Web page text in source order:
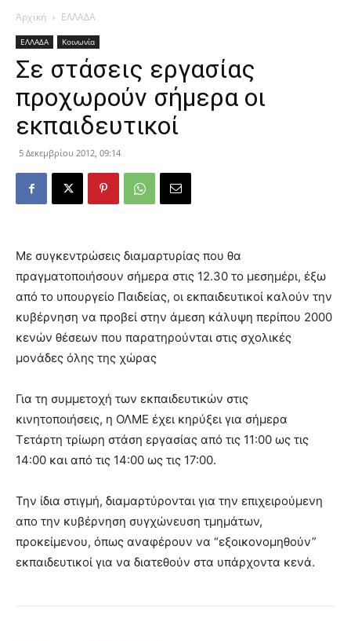
Αρχική ΕΛΛΑΔΑ
ΕΛΛΑΔΑ Κοινωνία
Σε στάσεις εργασίας
προχωρούν σήμερα οι
εκπαιδευτικοί
5 Δεκεμβρίου 2012, 09:14
Με συγκεντρώσεις διαμαρτυρίας που θα
πραγματοποιήσουν σήμερα στις 12.30 το μεσημέρι, έξω
από το υπουργείο Παιδείας, οι εκπαιδευτικοί καλούν την
κυβέρνηση να προβεί στην άμεση κάλυψη περίπου 2000
κενών θέσεων που παρατηρούνται στις σχολικές
μονάδες όλης της χώρας
Για τη συμμετοχή των εκπαιδευτικών στις
κινητοποιήσεις, η ΟΛΜΕ έχει κηρύξει για σήμερα
Τετάρτη τρίωρη στάση εργασίας από τις 11:00 ως τις
14:00 και από τις 14:00 ως τις 17:00.
Την ίδια στιγμή, διαμαρτύρονται για την επιχειρούμενη
απο την κυβέρνηση συγχώνευση τμημάτων,
προκείμενου, όπως αναφέρουν να “εξοικονομηθούν”
εκπαιδευτικοί για να διατεθούν στα υπάρχοντα κενά.